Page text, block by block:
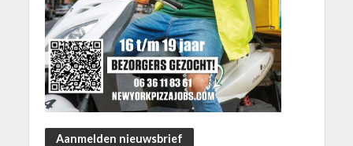
Aanmelden nieuwsbrief